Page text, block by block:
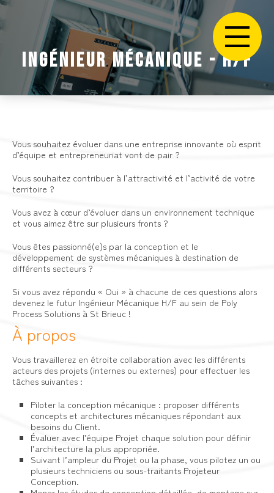
INGÉNIEUR MÉCANIQUE - H/F
Vous souhaitez évoluer dans une entreprise innovante où esprit
d’équipe et entrepreneuriat vont de pair ?
Vous souhaitez contribuer à l’attractivité et l’activité de votre
territoire ?
Vous avez à cœur d’évoluer dans un environnement technique
et vous aimez être sur plusieurs fronts ?
Vous êtes passionné(e)s par la conception et le
développement de systèmes mécaniques à destination de
différents secteurs ?
Si vous avez répondu « Oui » à chacune de ces questions alors
devenez le futur Ingénieur Mécanique H/F au sein de Poly
Process Solutions à St Brieuc !
À propos
Vous travaillerez en étroite collaboration avec les différents
acteurs des projets (internes ou externes) pour effectuer les
tâches suivantes :
Piloter la conception mécanique : proposer différents
concepts et architectures mécaniques répondant aux
besoins du Client.
Évaluer avec l’équipe Projet chaque solution pour définir
l’architecture la plus appropriée.
Suivant l’ampleur du Projet ou la phase, vous pilotez un ou
plusieurs techniciens ou sous-traitants Projeteur
Conception.